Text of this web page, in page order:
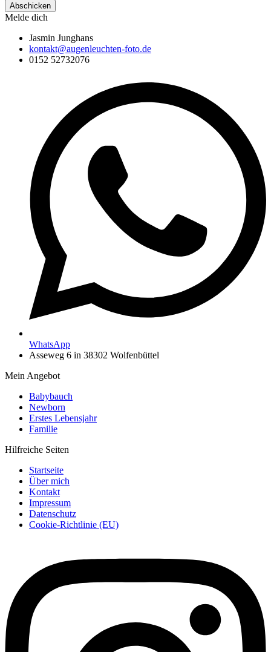
Abschicken
Melde dich
Jasmin Junghans
kontakt@augenleuchten-foto.de
0152 52732076
WhatsApp
Asseweg 6 in 38302 Wolfenbüttel
Mein Angebot
Babybauch
Newborn
Erstes Lebensjahr
Familie
Hilfreiche Seiten
Startseite
Über mich
Kontakt
Impressum
Datenschutz
Cookie-Richtlinie (EU)